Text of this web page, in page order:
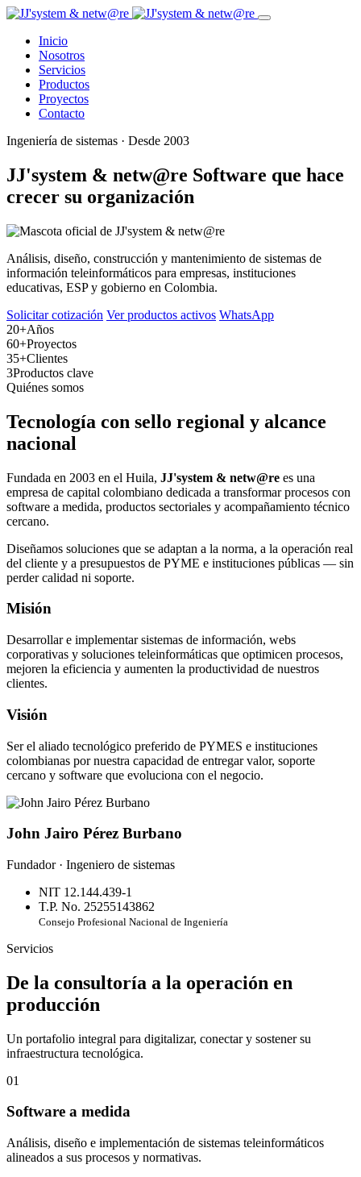
Inicio
Nosotros
Servicios
Productos
Proyectos
Contacto
Ingeniería de sistemas · Desde 2003
JJ'system & netw@re Software que hace
crecer su organización
Análisis, diseño, construcción y mantenimiento de sistemas de
información teleinformáticos para empresas, instituciones
educativas, ESP y gobierno en Colombia.
Solicitar cotización Ver productos activos WhatsApp
20+Años
60+Proyectos
35+Clientes
3Productos clave
Quiénes somos
Tecnología con sello regional y alcance
nacional
Fundada en 2003 en el Huila, JJ'system & netw@re es una
empresa de capital colombiano dedicada a transformar procesos con
software a medida, productos sectoriales y acompañamiento técnico
cercano.
Diseñamos soluciones que se adaptan a la norma, a la operación real
del cliente y a presupuestos de PYME e instituciones públicas — sin
perder calidad ni soporte.
Misión
Desarrollar e implementar sistemas de información, webs
corporativas y soluciones teleinformáticas que optimicen procesos,
mejoren la eficiencia y aumenten la productividad de nuestros
clientes.
Visión
Ser el aliado tecnológico preferido de PYMES e instituciones
colombianas por nuestra capacidad de entregar valor, soporte
cercano y software que evoluciona con el negocio.
John Jairo Pérez Burbano
Fundador · Ingeniero de sistemas
NIT 12.144.439-1
T.P. No. 25255143862
Consejo Profesional Nacional de Ingeniería
Servicios
De la consultoría a la operación en
producción
Un portafolio integral para digitalizar, conectar y sostener su
infraestructura tecnológica.
01
Software a medida
Análisis, diseño e implementación de sistemas teleinformáticos
alineados a sus procesos y normativas.